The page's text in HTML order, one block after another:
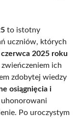
to istotny
uczniów, których
czerwca 2025 roku
ich
zdobytej wiedzy
osiągnięcia i
uhonorowani
Po uroczystym